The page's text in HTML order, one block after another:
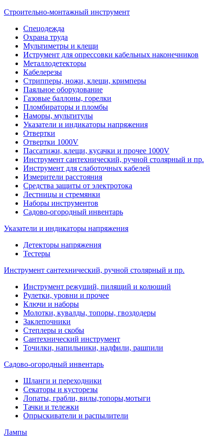
Строительно-монтажный инструмент
Спецодежда
Охрана труда
Мультиметры и клещи
Иструмент для опрессовки кабельных наконечников
Металлодетекторы
Кабелерезы
Стрипперы, ножи, клещи, кримперы
Паяльное оборудование
Газовые баллоны, горелки
Пломбираторы и пломбы
Наморы, мультитулы
Указатели и индикаторы напряжения
Отвертки
Отвертки 1000V
Пассатижи, клещи, кусачки и прочее 1000V
Инструмент сантехнический, ручной столярный и пр.
Инструмент для слаботочных кабелей
Измерители расстояния
Средства защиты от электротока
Лестницы и стремянки
Наборы инструментов
Садово-огородный инвентарь
Указатели и индикаторы напряжения
Детекторы напряжения
Тестеры
Инструмент сантехнический, ручной столярный и пр.
Инструмент режущий, пилящий и колющий
Рулетки, уровни и прочее
Ключи и наборы
Молотки, кувалды, топоры, гвоздодеры
Заклепочники
Степлеры и скобы
Сантехнический инструмент
Точилки, напильники, надфили, рашпили
Садово-огородный инвентарь
Шланги и переходники
Секаторы и кусторезы
Лопаты, грабли, вилы,топоры,мотыги
Тачки и тележки
Опрыскиватели и распылители
Лампы